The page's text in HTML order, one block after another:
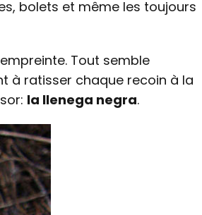
bolets et même les toujours
Tout semble
à ratisser chaque recoin à la
la llenega negra.